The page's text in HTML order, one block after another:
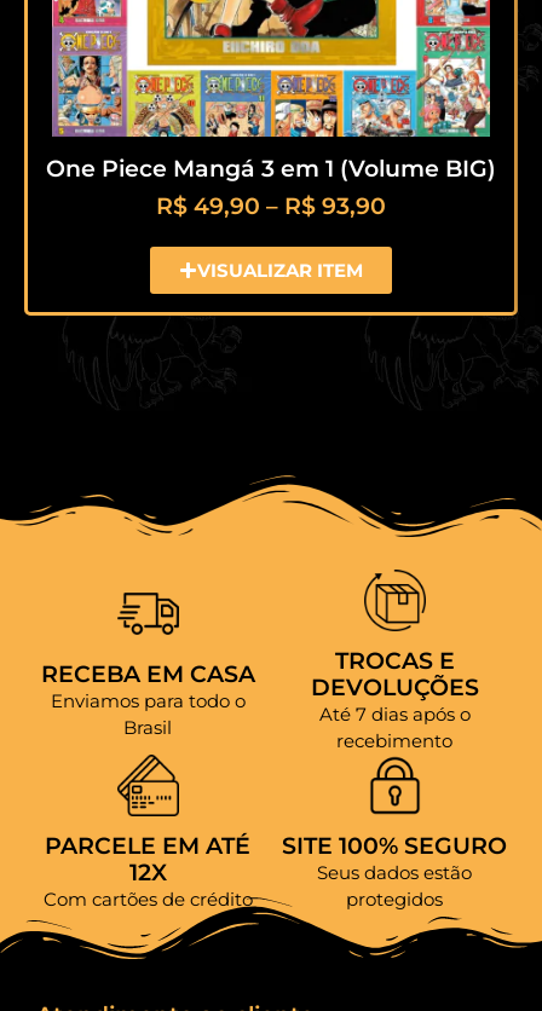
One Piece Mangá 3 em 1 (Volume BIG)
R$ 49,90 – R$ 93,90
VISUALIZAR ITEM
RECEBA EM CASA
Enviamos para todo o
Brasil
TROCAS E
DEVOLUÇÕES
Até 7 dias após o
recebimento
PARCELE EM ATÉ
12X
Com cartões de crédito
SITE 100% SEGURO
Seus dados estão
protegidos